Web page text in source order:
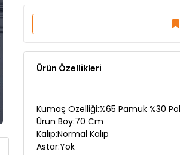
Ürün Özellikleri
Kalıp:Normal Kalıp
Astar:Yok
Fermuar:Yok
Esneklik:Var